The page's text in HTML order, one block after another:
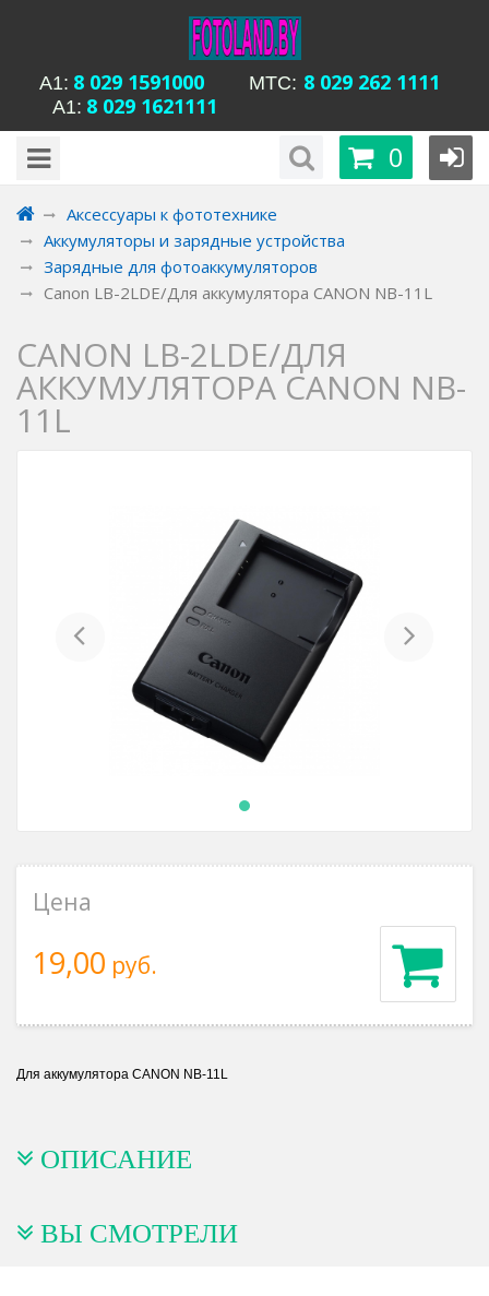
А1: 8 029 1591000 MTC: 8 029 262 1111
А1: 8 029 1621111
Время работы магазина Уманская 54:будни с 15-00 до
20-00, сб с 13-00 до 18-00, вс вых
0
Аксессуары к фототехнике
Аккумуляторы и зарядные устройства
Зарядные для фотоаккумуляторов
Canon LB-2LDE/Для аккумулятора CANON NB-11L
CANON LB-2LDE/ДЛЯ
АККУМУЛЯТОРА CANON NB-
11L
Previous
Цена
19,00 руб.
Для аккумулятора CANON NB-11L
ОПИСАНИЕ
ВЫ СМОТРЕЛИ